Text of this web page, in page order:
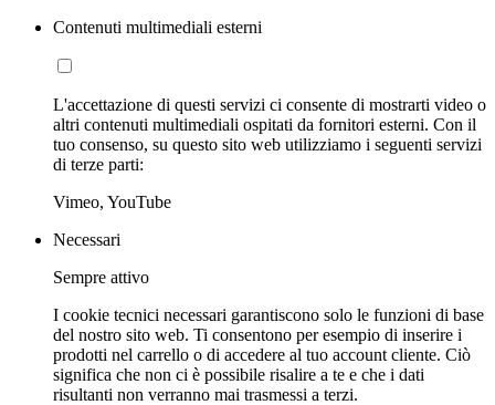
Contenuti multimediali esterni
L'accettazione di questi servizi ci consente di mostrarti video o
altri contenuti multimediali ospitati da fornitori esterni. Con il
tuo consenso, su questo sito web utilizziamo i seguenti servizi
di terze parti:
Vimeo, YouTube
Necessari
Sempre attivo
I cookie tecnici necessari garantiscono solo le funzioni di base
del nostro sito web. Ti consentono per esempio di inserire i
prodotti nel carrello o di accedere al tuo account cliente. Ciò
significa che non ci è possibile risalire a te e che i dati
risultanti non verranno mai trasmessi a terzi.